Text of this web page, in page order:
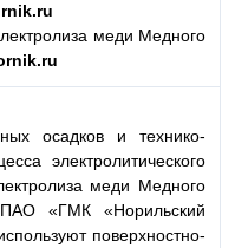
меди Медного
осадков и технико-
электролитического
меди Медного
«ГМК «Норильский
поверхностно-